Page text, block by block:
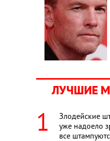
ЛУЧШИЕ
Злодейские
уже надоело
все